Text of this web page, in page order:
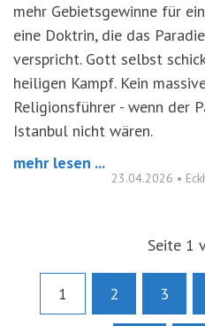
mehr Gebietsgewinne für
eine Doktrin, die das
verspricht. Gott selbst
heiligen Kampf. Kein
Religionsführer - wenn der
Istanbul nicht wären.
mehr lesen ...
23.04.2026 •
Seite 1
1 2 3